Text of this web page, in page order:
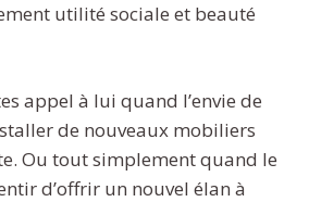
utilité sociale et beauté
appel à lui quand l’envie de
de nouveaux mobiliers
Ou tout simplement quand le
d’offrir un nouvel élan à